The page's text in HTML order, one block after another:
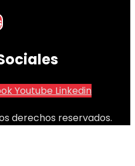
Youtube Linkedin
derechos reservados.